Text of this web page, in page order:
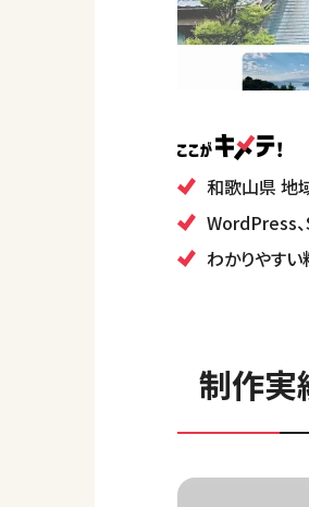
和歌山県 地
WordPress
わかりやす
制作実